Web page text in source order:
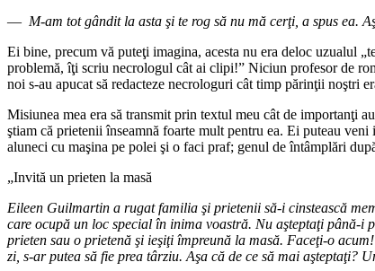
— M-am tot gândit la asta şi te rog să nu mă cerţi, a spus ea.
Ei bine, precum vă puteţi imagina, acesta nu era de­loc uzualul
problemă, îţi scriu necrologul cât ai clipi!” Niciun profesor de
noi s-au apucat să re­dacteze necrologuri cât timp părinţii noştri
Misiunea mea era să transmit prin textul meu cât de importanţi
ştiam că prietenii înseamnă foarte mult pentru ea. Ei puteau
aluneci cu maşina pe polei şi o faci praf; genul de întâmplări
„Invită un prieten la masă
Eileen Guilmartin a rugat familia şi prietenii să-i cinstească
care ocupă un loc special în inima voastră. Nu aştep­taţi până-i
prieten sau o prietenă şi ieşiţi împre­ună la masă. Faceţi-o
zi, s-ar putea să fie prea târziu. Aşa că de ce să mai aşteptaţi?